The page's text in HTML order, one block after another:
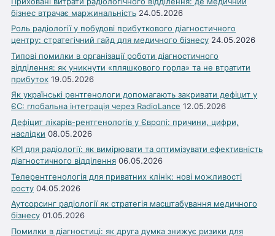
бізнес втрачає маржинальність 24.05.2026
Роль радіології у побудові прибуткового діагностичного
центру: стратегічний гайд для медичного бізнесу 24.05.2026
Типові помилки в організації роботи діагностичного
відділення: як уникнути «пляшкового горла» та не втратити
прибуток 19.05.2026
Як українські рентгенологи допомагають закривати дефіцит у
ЄС: глобальна інтеграція через RadioLance 12.05.2026
Дефіцит лікарів-рентгенологів у Європі: причини, цифри,
наслідки 08.05.2026
KPI для радіології: як вимірювати та оптимізувати ефективність
діагностичного відділення 06.05.2026
Телерентгенологія для приватних клінік: нові можливості
росту 04.05.2026
Аутсорсинг радіології як стратегія масштабування медичного
бізнесу 01.05.2026
Помилки в діагностиці: як друга думка знижує ризики для